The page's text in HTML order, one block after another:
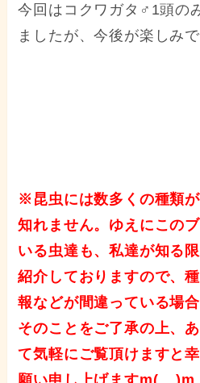
今回はコクワガタ♂1頭の
ましたが、今後が楽しみ
※昆虫には数多くの種類
知れません。ゆえにこの
いる虫達も、私達が知る
紹介しておりますので、
報などが間違っている場
そのことをご了承の上、
て気軽にご覧頂けますと